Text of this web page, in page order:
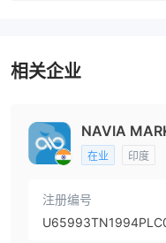
相关企业
NAVIA
在业 印度
注册编号